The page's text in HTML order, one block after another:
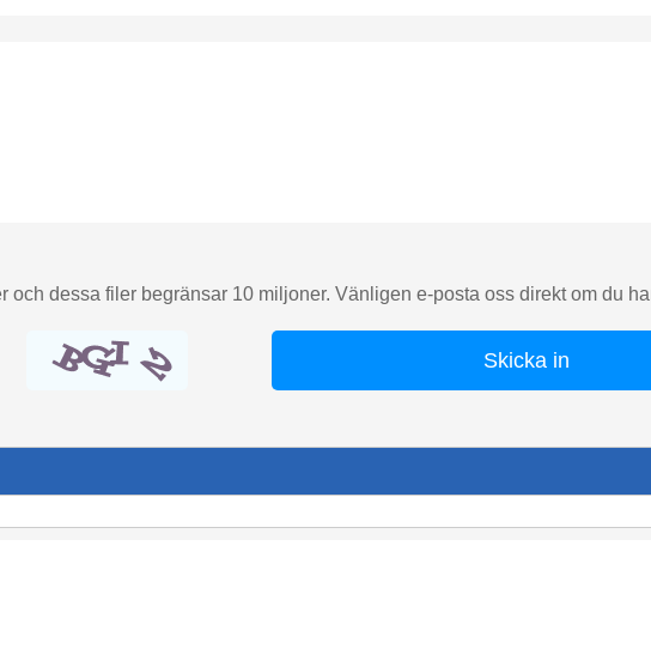
och dessa filer begränsar 10 miljoner. Vänligen e-posta oss direkt om du